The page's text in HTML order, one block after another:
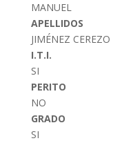
MANUEL
APELLIDOS
JIMÉNEZ CEREZO
I.T.I.
SI
PERITO
NO
GRADO
SI